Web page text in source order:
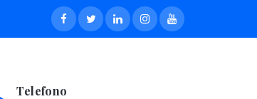
Telefono